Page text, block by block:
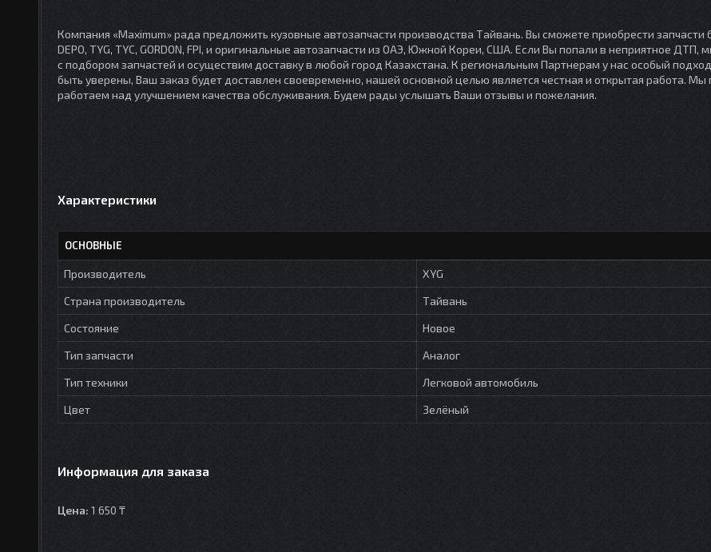
Компания «Maximum» рада предложить кузовные автозапчасти производства Тайвань. Вы сможете приобрести запчасти
DEPO, TYG, TYC, GORDON, FPI, и оригинальные автозапчасти из ОАЭ, Южной Кореи, США. Если Вы попали в неприятное
с подбором запчастей и осуществим доставку в любой город Казахстана. К региональным Партнерам у нас особый
быть уверены, Ваш заказ будет доставлен своевременно, нашей основной целью является честная и открытая работа. Мы
работаем над улучшением качества обслуживания. Будем рады услышать Ваши отзывы и пожелания.
Характеристики
ОСНОВНЫЕ
Производитель
XYG
Страна производитель
Тайвань
Состояние
Новое
Тип запчасти
Аналог
Тип техники
Легковой автомобиль
Цвет
Зелёный
Информация для заказа
Цена: 1 650 ₸